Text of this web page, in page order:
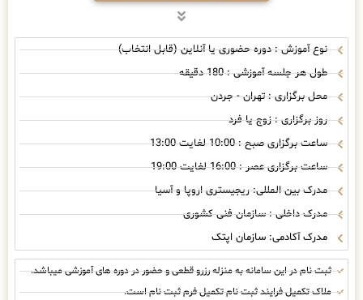
نوع آموزش : دوره حضوری یا آنلاین (قابل انتخاب)
طول هر جلسه آموزشی : 180 دقیقه
محل برگزاری : تهران - جردن
روز برگزاری : زوج یا فرد
ساعت برگزاری صبح : 10:00 لغایت 13:00
ساعت برگزاری عصر : 16:00 لغایت 19:00
مدرک بین المللی: ریجیستری اروپا و آسیا
مدرک داخلی : سازمان فنی کشوری
مدرک آکادمی: سازمان اپتک
ثبت نام در این سامانه به منزله رزرو قطعی و حضور در دوره های آموزشی میباشد.
ملاک تکمیل فرایند ثبت نام تکمیل فرم ثبت نام است.